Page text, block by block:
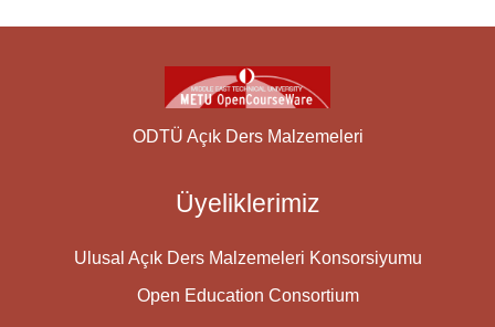
ODTÜ Açık Ders Malzemeleri
Üyeliklerimiz
Ulusal Açık Ders Malzemeleri Konsorsiyumu
Open Education Consortium